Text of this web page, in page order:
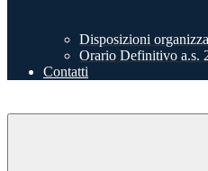
Disposizioni
Orario Definitivo a.s.
Contatti